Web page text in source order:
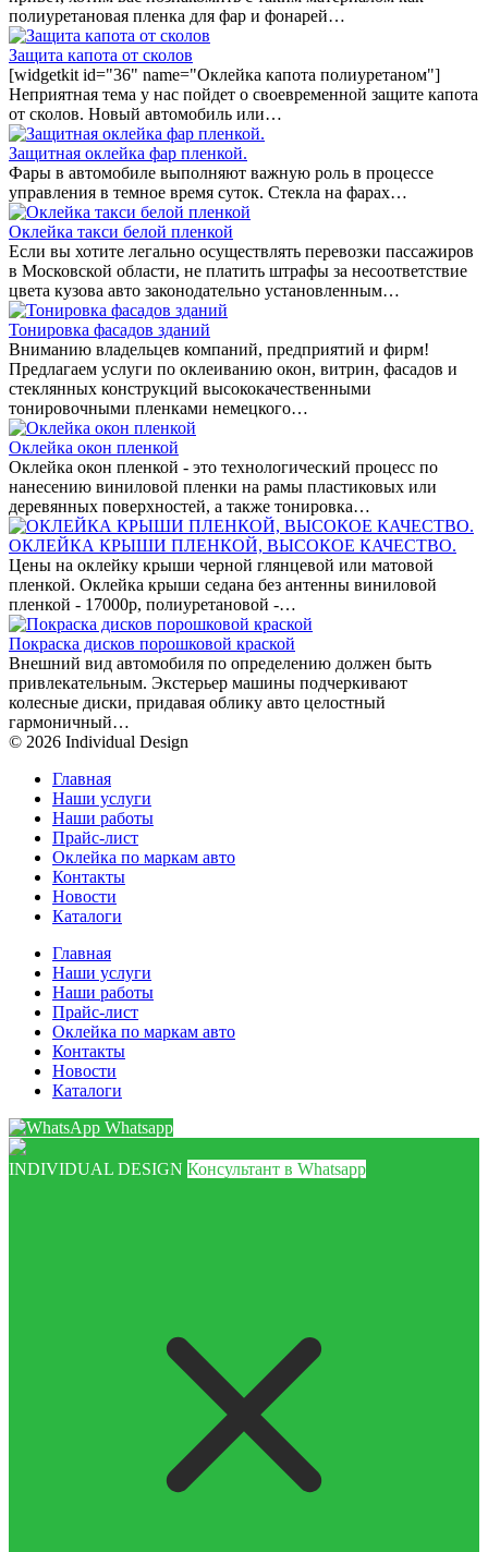
полиуретановая пленка для фар и фонарей…
Защита капота от сколов
[widgetkit id="36" name="Оклейка капота полиуретаном"]
Неприятная тема у нас пойдет о своевременной защите капота
от сколов. Новый автомобиль или…
Защитная оклейка фар пленкой.
Фары в автомобиле выполняют важную роль в процессе
управления в темное время суток. Стекла на фарах…
Оклейка такси белой пленкой
Если вы хотите легально осуществлять перевозки пассажиров
в Московской области, не платить штрафы за несоответствие
цвета кузова авто законодательно установленным…
Тонировка фасадов зданий
Вниманию владельцев компаний, предприятий и фирм!
Предлагаем услуги по оклеиванию окон, витрин, фасадов и
стеклянных конструкций высококачественными
тонировочными пленками немецкого…
Оклейка окон пленкой
Оклейка окон пленкой - это технологический процесс по
нанесению виниловой пленки на рамы пластиковых или
деревянных поверхностей, а также тонировка…
ОКЛЕЙКА КРЫШИ ПЛЕНКОЙ, ВЫСОКОЕ КАЧЕСТВО.
Цены на оклейку крыши черной глянцевой или матовой
пленкой. Оклейка крыши седана без антенны виниловой
пленкой - 17000р, полиуретановой -…
Покраска дисков порошковой краской
Внешний вид автомобиля по определению должен быть
привлекательным. Экстерьер машины подчеркивают
колесные диски, придавая облику авто целостный
гармоничный…
© 2026 Individual Design
Главная
Наши услуги
Наши работы
Прайс-лист
Оклейка по маркам авто
Контакты
Новости
Каталоги
Главная
Наши услуги
Наши работы
Прайс-лист
Оклейка по маркам авто
Контакты
Новости
Каталоги
Whatsapp
INDIVIDUAL DESIGN Консультант в Whatsapp